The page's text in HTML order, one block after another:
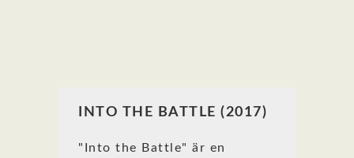
INTO THE BATTLE (2017)
"Into the Battle" är en